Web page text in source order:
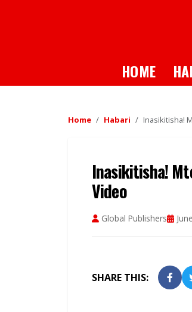
HOME
Home Habari Inasikitisha!
Inasikitisha!
Video
Global Publishers
SHARE THIS: